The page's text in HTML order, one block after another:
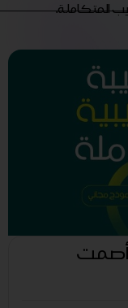
المتكاملة.
أصمت